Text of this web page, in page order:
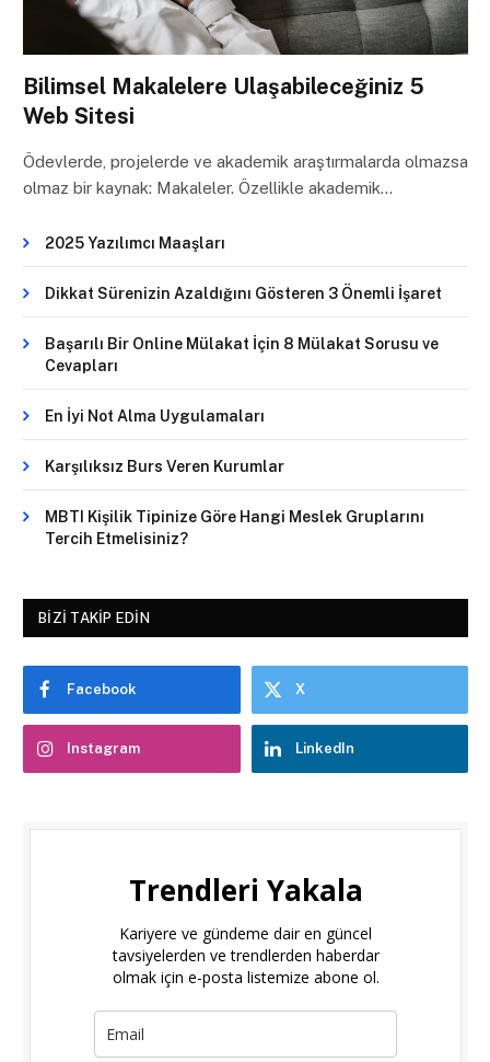
Bilimsel Makalelere Ulaşabileceğiniz 5
Web Sitesi
Ödevlerde, projelerde ve akademik araştırmalarda olmazsa
olmaz bir kaynak: Makaleler. Özellikle akademik…
2025 Yazılımcı Maaşları
Dikkat Sürenizin Azaldığını Gösteren 3 Önemli İşaret
Başarılı Bir Online Mülakat İçin 8 Mülakat Sorusu ve
Cevapları
En İyi Not Alma Uygulamaları
Karşılıksız Burs Veren Kurumlar
MBTI Kişilik Tipinize Göre Hangi Meslek Gruplarını
Tercih Etmelisiniz?
BIZI TAKIP EDIN
Facebook X
Instagram LinkedIn
Trendleri Yakala
Kariyere ve gündeme dair en güncel
tavsiyelerden ve trendlerden haberdar
olmak için e-posta listemize abone ol.